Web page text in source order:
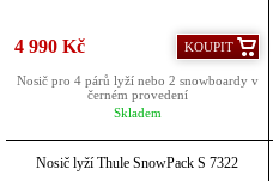
4 990 Kč KOUPIT
Nosič pro 4 párů lyží nebo 2 snowboardy v
černém provedení
Skladem
Nosič lyží Thule SnowPack S 7322